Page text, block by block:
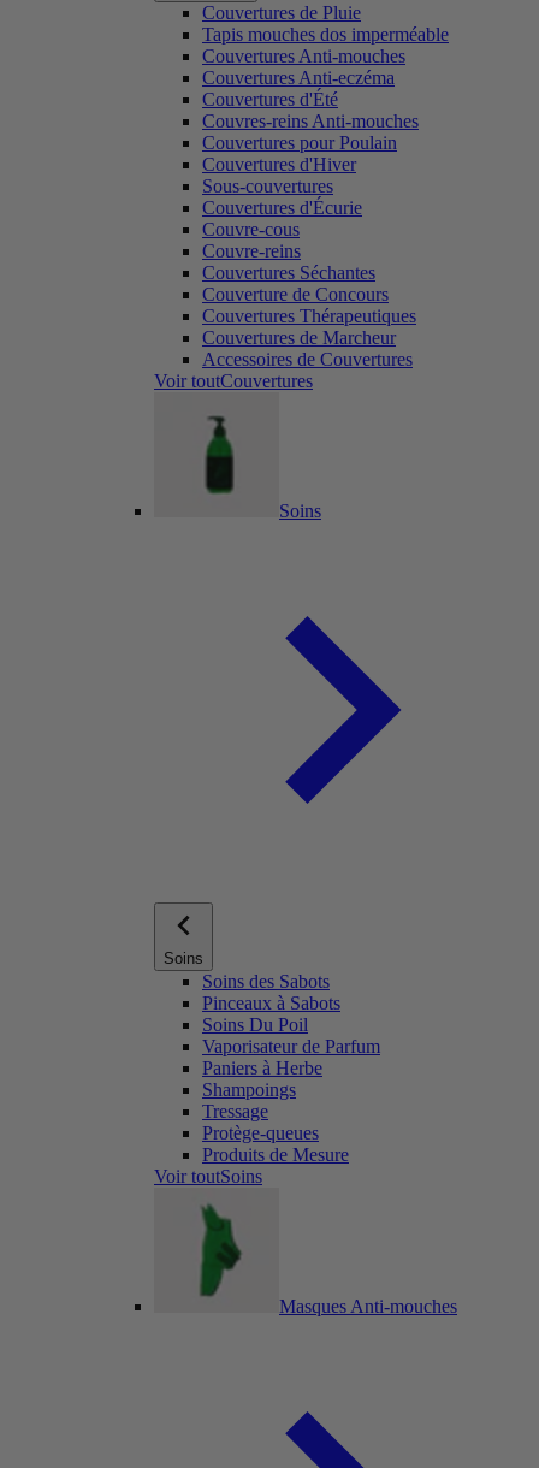
Couvertures de Pluie
Tapis mouches dos imperméable
Couvertures Anti-mouches
Couvertures Anti-eczéma
Couvertures d'Été
Couvres-reins Anti-mouches
Couvertures pour Poulain
Couvertures d'Hiver
Sous-couvertures
Couvertures d'Écurie
Couvre-cous
Couvre-reins
Couvertures Séchantes
Couverture de Concours
Couvertures Thérapeutiques
Couvertures de Marcheur
Accessoires de Couvertures
Voir toutCouvertures
Soins
Soins
Soins des Sabots
Pinceaux à Sabots
Soins Du Poil
Vaporisateur de Parfum
Paniers à Herbe
Shampoings
Tressage
Protège-queues
Produits de Mesure
Voir toutSoins
Masques Anti-mouches